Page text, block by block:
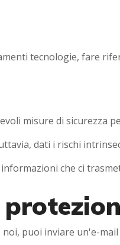
tecnologie, fare
misure di sicurezza
dati i rischi
che ci
puoi inviare un'e-